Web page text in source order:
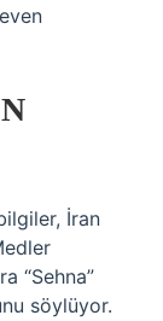
İran
“Sehna”
söylüyor.